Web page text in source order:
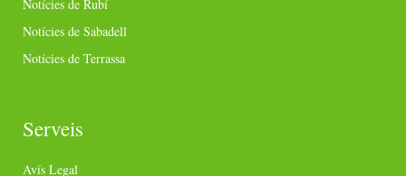
Notícies de Rubí
Notícies de Sabadell
Notícies de Terrassa
Serveis
Avís Legal